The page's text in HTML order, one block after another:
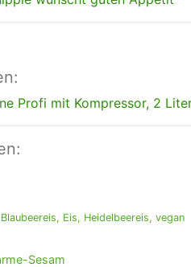
Profi mit Kompressor, 2
Blaubeereis, Eis, Heidelbeereis,vegan
Sesam